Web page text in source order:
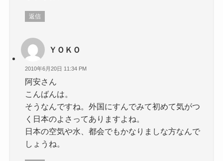
返信
ＹＯＫＯ
2010年6月20日 11:34 PM
阿安さん
こんばんは。
そうなんですね。外国にすんでみて初めて気がつ
く日本のよさってありますよね。
日本の空気や水、都会でもかなりましな方なんで
しょうね。